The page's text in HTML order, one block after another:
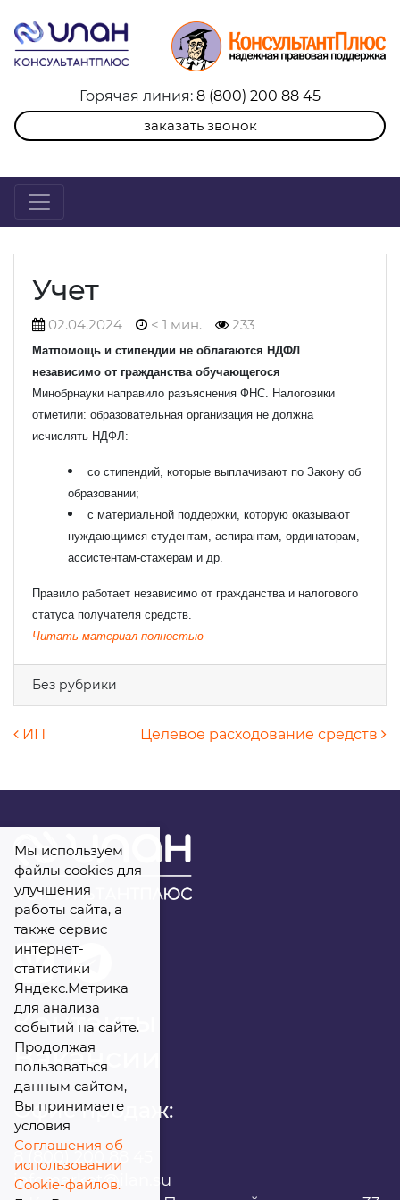
Горячая линия: 8 (800) 200 88 45
заказать звонок
Учет
02.04.2024 < 1 мин. 233
Матпомощь и стипендии не облагаются НДФЛ
независимо от гражданства обучающегося
Минобрнауки направило разъяснения ФНС. Налоговики
отметили: образовательная организация не должна
исчислять НДФЛ:
со стипендий, которые выплачивают по Закону об
образовании;
с материальной поддержки, которую оказывают
нуждающимся студентам, аспирантам, ординаторам,
ассистентам-стажерам и др.
Правило работает независимо от гражданства и налогового
статуса получателя средств.
Читать материал полностью
Без рубрики
Навигация по записям
ИП Целевое расходование средств
Контакты
Вакансии
Офис продаж:
infomarket@ilan.su
Мы используем
файлы cookies для
улучшения
работы сайта, а
также сервис
интернет-
статистики
Яндекс.Метрика
для анализа
событий на сайте.
Продолжая
пользоваться
данным сайтом,
Вы принимаете
условия
Соглашения об
использовании
Cookie-файлов.